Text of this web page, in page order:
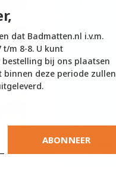
dat Badmatten.nl i.v.m.
t/m 8-8. U kunt
bij ons plaatsen
deze periode zullen
ABONNEER